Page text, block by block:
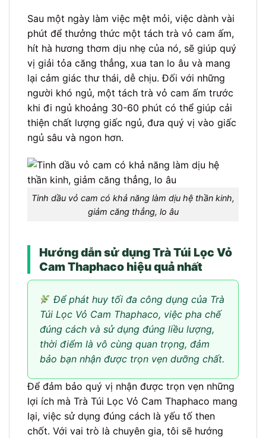
Sau một ngày làm việc mệt mỏi, việc dành vài
phút để thưởng thức một tách trà vỏ cam ấm,
hít hà hương thơm dịu nhẹ của nó, sẽ giúp quý
vị giải tỏa căng thẳng, xua tan lo âu và mang
lại cảm giác thư thái, dễ chịu. Đối với những
người khó ngủ, một tách trà vỏ cam ấm trước
khi đi ngủ khoảng 30-60 phút có thể giúp cải
thiện chất lượng giấc ngủ, đưa quý vị vào giấc
ngủ sâu và ngon hơn.
Tinh dầu vỏ cam có khả năng làm dịu hệ thần kinh,
giảm căng thẳng, lo âu
Hướng dẫn sử dụng Trà Túi Lọc Vỏ
Cam Thaphaco hiệu quả nhất
Để phát huy tối đa công dụng của Trà
Túi Lọc Vỏ Cam Thaphaco, việc pha chế
đúng cách và sử dụng đúng liều lượng,
thời điểm là vô cùng quan trọng, đảm
bảo bạn nhận được trọn vẹn dưỡng chất.
Để đảm bảo quý vị nhận được trọn vẹn những
lợi ích mà Trà Túi Lọc Vỏ Cam Thaphaco mang
lại, việc sử dụng đúng cách là yếu tố then
chốt. Với vai trò là chuyên gia, tôi sẽ hướng